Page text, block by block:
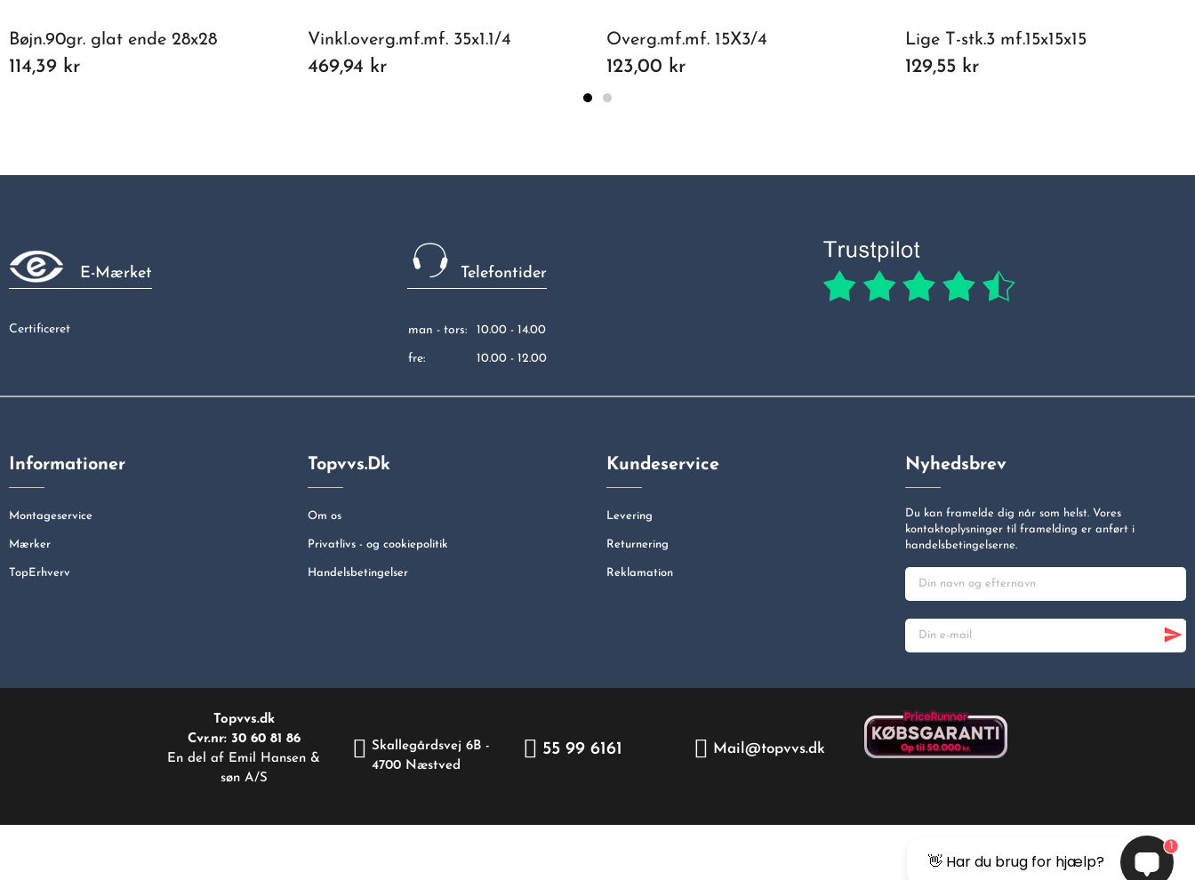
Bøjn.90gr. glat ende 28x28
114,39 kr
Vinkl.overg.mf.mf. 35x1.1/4
469,94 kr
Overg.mf.mf. 15X3/4
123,00 kr
Lige T-stk.3 mf.15x15x15
129,55 kr
E-Mærket
Certificeret
Telefontider
man - tors: 10.00 - 14.00
fre: 10.00 - 12.00
Informationer
Montageservice
Mærker
TopErhverv
Topvvs.dk
Om os
Privatlivs - og cookiepolitik
Handelsbetingelser
Kundeservice
Levering
Returnering
Reklamation
Nyhedsbrev
Du kan framelde dig når som helst. Vores
kontaktoplysninger til framelding er anført i
handelsbetingelserne.
Topvvs.dk
Cvr.nr: 30 60 81 86
En del af Emil Hansen &
søn A/S
Skallegårdsvej 6B -
4700 Næstved
55 99 6161 Mail@topvvs.dk
👋 Har du brug for hjælp?
1